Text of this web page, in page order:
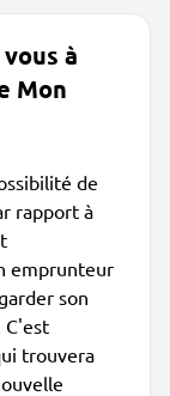
à
Mon
de
rapport à
emprunteur
son
C'est
trouvera